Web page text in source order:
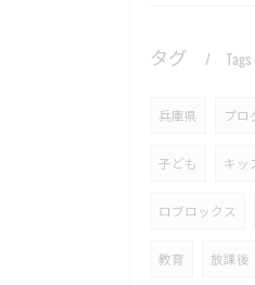
タグ Tags
兵庫県 プロ
子ども キッ
ロブロックス
教育 放課後